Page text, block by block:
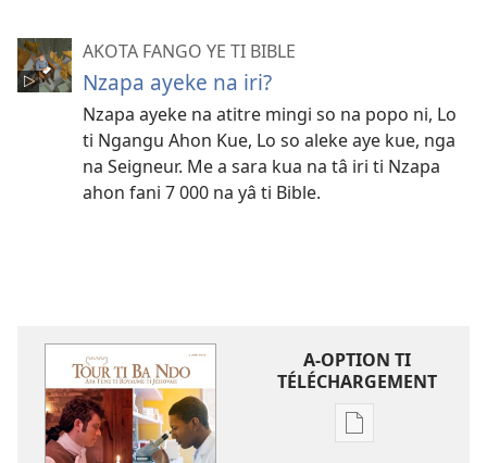
AKOTA FANGO YE TI BIBLE
Nzapa ayeke na iri?
Nzapa ayeke na atitre mingi so na popo ni, Lo
ti Ngangu Ahon Kue, Lo so aleke aye kue, nga
na Seigneur. Me a sara kua na tâ iri ti Nzapa
ahon fani 7 000 na yâ ti Bible.
A-OPTION TI
TÉLÉCHARGEMENT
A-